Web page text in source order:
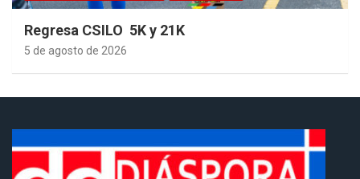
Regresa CSILO 5K y 21K
5 de agosto de 2026